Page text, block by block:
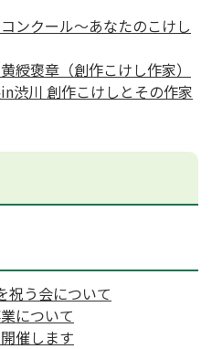
ンクール～あなたのこけし
綬褒章（創作こけし作家）
渋川 創作こけしとその作家
祝う会について
について
催します